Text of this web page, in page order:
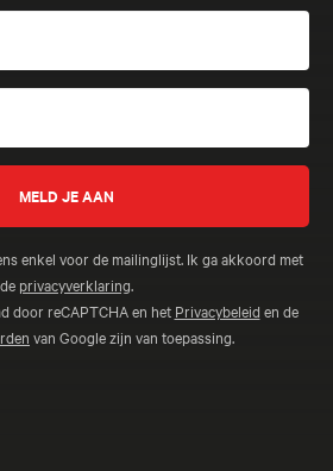
enkel voor de mailinglijst. Ik ga akkoord met
de privacyverklaring.
door reCAPTCHA en het Privacybeleid en de
van Google zijn van toepassing.